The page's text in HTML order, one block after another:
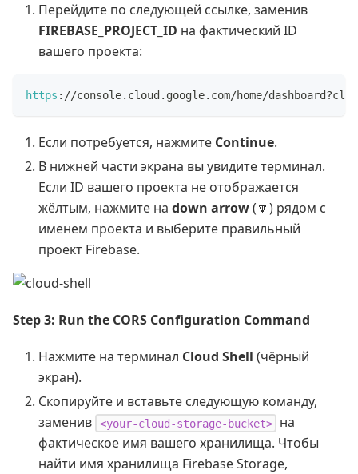
Перейдите по следующей ссылке, заменив
FIREBASE_PROJECT_ID на фактический ID
вашего проекта:
https : //console. cloud . google. com/home/dashboard?
Если потребуется, нажмите Continue.
В нижней части экрана вы увидите терминал.
Если ID вашего проекта не отображается
жёлтым, нажмите на down arrow(🔽) рядом с
именем проекта и выберите правильный
проект Firebase.
Step 3: Run the CORS Configuration Command
Нажмите на терминал Cloud Shell (чёрный
экран).
Скопируйте и вставьте следующую команду,
заменив
<your-cloud-storage-bucket>
на
фактическое имя вашего хранилища. Чтобы
найти имя хранилища Firebase Storage,